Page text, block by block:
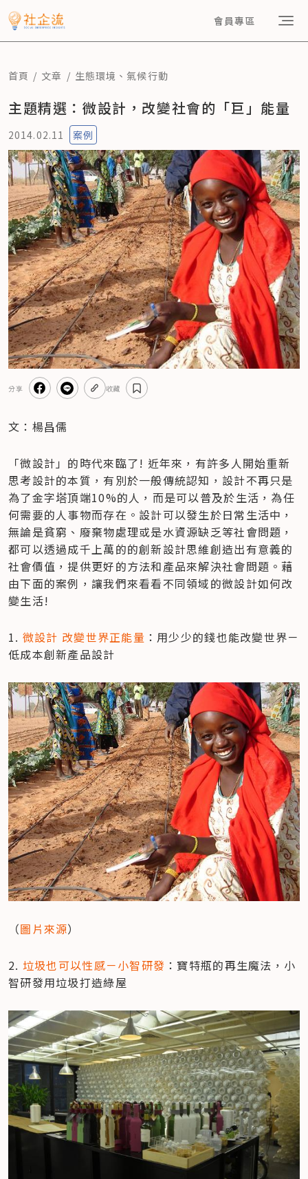
會員專區
首頁 文章 生態環境 、 氣候行動
主題精選：微設計，改變社會的「巨」能量
2014.02.11 案例
分享 收藏
文：楊昌儒
「微設計」的時代來臨了! 近年來，有許多人開始重新
思考設計的本質，有別於一般傳統認知，設計不再只是
為了金字塔頂端10%的人，而是可以普及於生活，為任
何需要的人事物而存在。設計可以發生於日常生活中，
無論是貧窮、廢棄物處理或是水資源缺乏等社會問題，
都可以透過成千上萬的的創新設計思維創造出有意義的
社會價值，提供更好的方法和產品來解決社會問題。藉
由下面的案例，讓我們來看看不同領域的微設計如何改
變生活!
1. 微設計 改變世界正能量 ：用少少的錢也能改變世界－
低成本創新產品設計
（圖片來源）
2. 垃圾也可以性感－小智研發 ：寶特瓶的再生魔法，小
智研發用垃圾打造綠屋